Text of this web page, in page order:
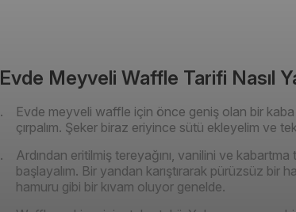
Evde Meyveli Waffle Tarifi Nasıl
Evde meyveli waffle için önce geniş olan bir kaba
çırpalım. Şeker biraz eriyince sütü ekleyelim ve
Ardından eritilmiş tereyağını, vanilini ve
başlayalım. Bir yandan karıştırarak pürüzsüz bir
hamuru gibi bir kıvam oluyor genelde.